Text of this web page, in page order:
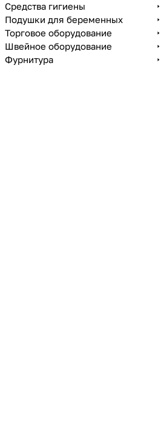
Средства гигиены
Подушки для беременных
Торговое оборудование
Швейное оборудование
Фурнитура